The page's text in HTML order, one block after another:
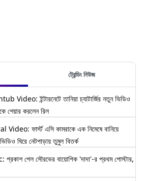
ট্রেন্ডিং নিউজ
ইন্টারনেটে তানিয়া চ্যাটার্জির নতুন ভিডিও
শেয়ার করলেন রিল
ফার্স্ট এসি কামরাকে এক নিমেষে বানিয়ে
ঘিরে নেটপাড়ায় তুমুল বিতর্ক
পেল সৌরভের বায়োপিক 'দাদা'-র প্রথম পোস্টার,